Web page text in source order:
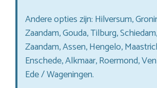
Andere opties zijn: Hilversum,
Zaandam, Gouda, Tilburg,
Zaandam, Assen, Hengelo,
Enschede, Alkmaar, Roermond,
Ede / Wageningen.